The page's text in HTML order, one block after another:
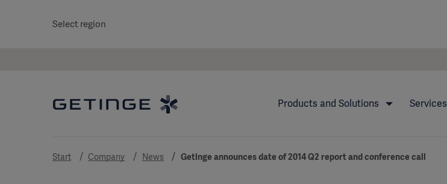
Select region
Products and Solutions Services
Start Company News Getinge announces date of 2014 Q2 report and conference call